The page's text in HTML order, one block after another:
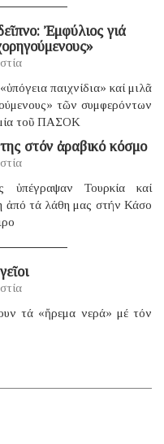
Ἐμφύλιος γιά
παιχνίδια» καί μιλᾶ
τῶν συμφερόντων
τοῦ ΠΑΣΟΚ
στόν ἀραβικό κόσμο
ὑπέγραψαν Τουρκία καί
ἀπό τά λάθη μας στήν Κάσο
τά «ἤρεμα νερά» μέ τόν